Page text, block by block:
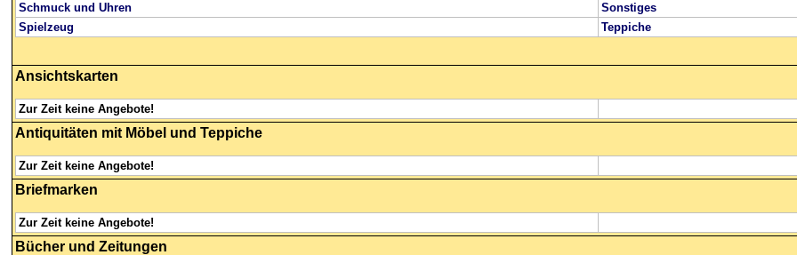
Schmuck und Uhren
Sonstiges
Spielzeug
Teppiche
Ansichtskarten
Zur Zeit keine Angebote!
Antiquitäten mit Möbel und Teppiche
Zur Zeit keine Angebote!
Briefmarken
Zur Zeit keine Angebote!
Bücher und Zeitungen